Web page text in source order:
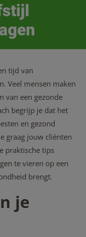
tijd van
Veel mensen maken
van een gezonde
begrijp je dat het
en gezond
graag jouw cliënten
praktische tips
te vieren op een
brengt.
je